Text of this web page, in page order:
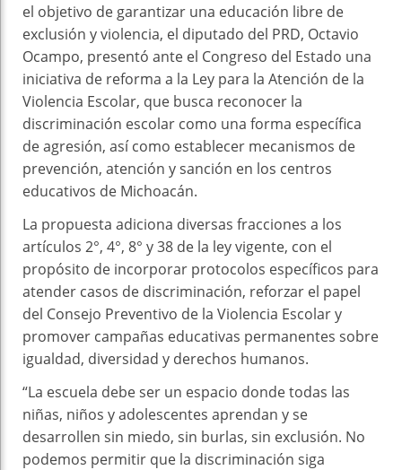
el objetivo de garantizar una educación libre de
exclusión y violencia, el diputado del PRD, Octavio
Ocampo, presentó ante el Congreso del Estado una
iniciativa de reforma a la Ley para la Atención de la
Violencia Escolar, que busca reconocer la
discriminación escolar como una forma específica
de agresión, así como establecer mecanismos de
prevención, atención y sanción en los centros
educativos de Michoacán.
La propuesta adiciona diversas fracciones a los
artículos 2°, 4°, 8° y 38 de la ley vigente, con el
propósito de incorporar protocolos específicos para
atender casos de discriminación, reforzar el papel
del Consejo Preventivo de la Violencia Escolar y
promover campañas educativas permanentes sobre
igualdad, diversidad y derechos humanos.
“La escuela debe ser un espacio donde todas las
niñas, niños y adolescentes aprendan y se
desarrollen sin miedo, sin burlas, sin exclusión. No
podemos permitir que la discriminación siga